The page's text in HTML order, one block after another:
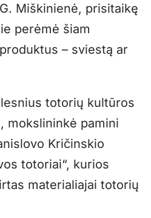
Miškinienė, prisitaikę
perėmė šiam
– sviestą ar
totorių kultūros
mokslininkė pamini
Kričinskio
totoriai“, kurios
materialiajai totorių